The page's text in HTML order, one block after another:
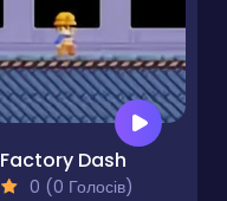
Factory Dash
0 (0 Голосів)